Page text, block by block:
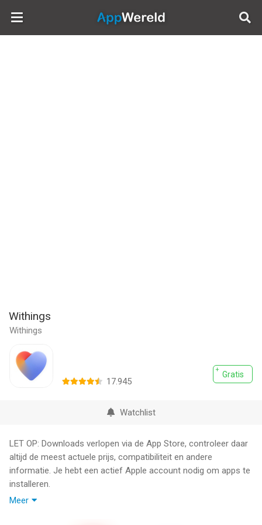
AppWereld
Withings
Withings
Gratis
17.945
Watchlist
LET OP: Downloads verlopen via de App Store, controleer daar
altijd de meest actuele prijs, compatibiliteit en andere
informatie. Je hebt een actief Apple account nodig om apps te
installeren.
Meer